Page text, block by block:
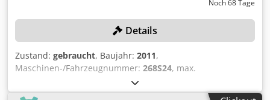
Noch 68 Tage
Details
Zustand: gebraucht, Baujahr: 2011,
Maschinen-/Fahrzeugnummer: 268S24, max.
Stangendurchmesser: 32 mm, max. Bearbeitungslänge:
250 mm, mit Steuerung FANUC Series 160i-TB, Förderband,